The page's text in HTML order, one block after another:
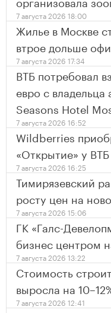
7 августа 2026 18:00
Жилье в Москве
втрое дольше
7 августа 2026 17:34
ВТБ потребовал
евро с
Seasons Hotel
7 августа 2026 16:52
Wildberries
«Открытие» у ВТБ
7 августа 2026 16:25
Тимирязевский
росту цен на
7 августа 2026 15:06
ГК «Галс-
бизнес центром
7 августа 2026 13:22
Стоимость
выросла на
7 августа 2026 12:41